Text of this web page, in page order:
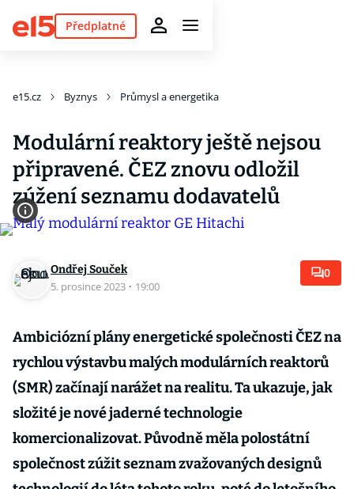
Předplatné
e15.cz Byznys Průmysl a energetika
Modulární reaktory ještě nejsou
připravené. ČEZ znovu odložil
zúžení seznamu dodavatelů
Ondřej Souček
5. prosince 2023 · 19:00
0
Ambiciózní plány energetické společnosti ČEZ na
rychlou výstavbu malých modulárních reaktorů
(SMR) začínají narážet na realitu. Ta ukazuje, jak
složité je nové jaderné technologie
komercionalizovat. Původně měla polostátní
společnost zúžit seznam zvažovaných designů